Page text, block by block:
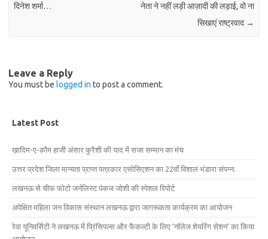
दिनेश शर्मा…
नेता ने नहीं लड़ी आज़ादी की लड़ाई, वो ना
सिखाएं राष्ट्रवाद →
Leave a Reply
You must be logged in to post a comment.
Latest Post
ख़ादिम-ए-क़ौम हाजी अंसार कुरैशी की याद में सजा सम्मान का मंच
उत्तर प्रदेश जिला मान्यता प्राप्त पत्रकार एसोसिएशन का 22वाँ विशाल भंडारा संपन्न.
लखनऊ से चीफ फोटो जर्नलिस्ट पंकज जोशी की स्पेशल रिपोर्ट
अपेक्षित महिला जन विकास संस्थान लखनऊ द्वारा जागरूकता कार्यक्रम का आयोजन
रेवा यूनिवर्सिटी ने लखनऊ में प्रिंसिपल्स और फैकल्टी के लिए ‘नॉलेज शेयरिंग सेशन’ का किया